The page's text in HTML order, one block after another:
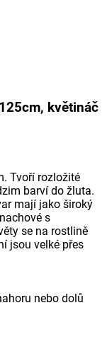
květináč
Tvoří rozložité
barví do žluta.
mají jako široký
s
se na rostlině
jsou velké přes
nebo dolů